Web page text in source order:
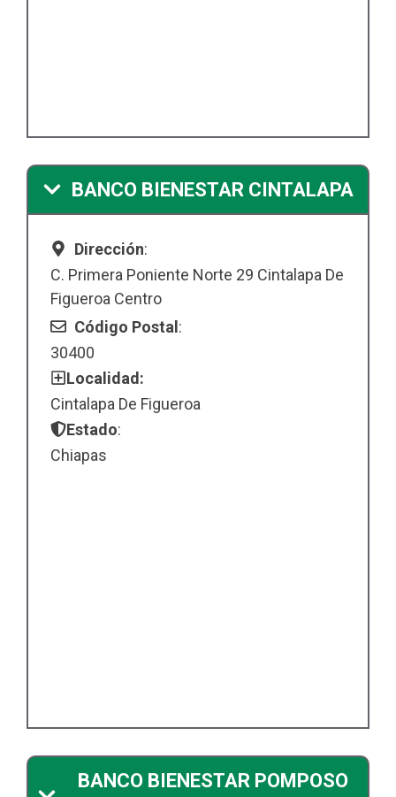
BANCO BIENESTAR CINTALAPA
Dirección:
C. Primera Poniente Norte 29 Cintalapa De
Figueroa Centro
Código Postal:
30400
Localidad:
Cintalapa De Figueroa
Estado:
Chiapas
BANCO BIENESTAR POMPOSO